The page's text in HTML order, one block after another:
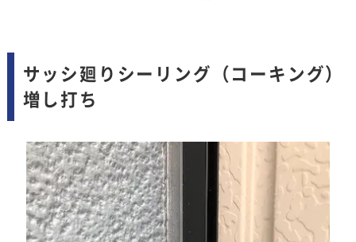
サッシ廻りシーリング（コーキング）
増し打ち